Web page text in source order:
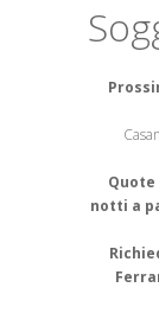
Quote
notti a